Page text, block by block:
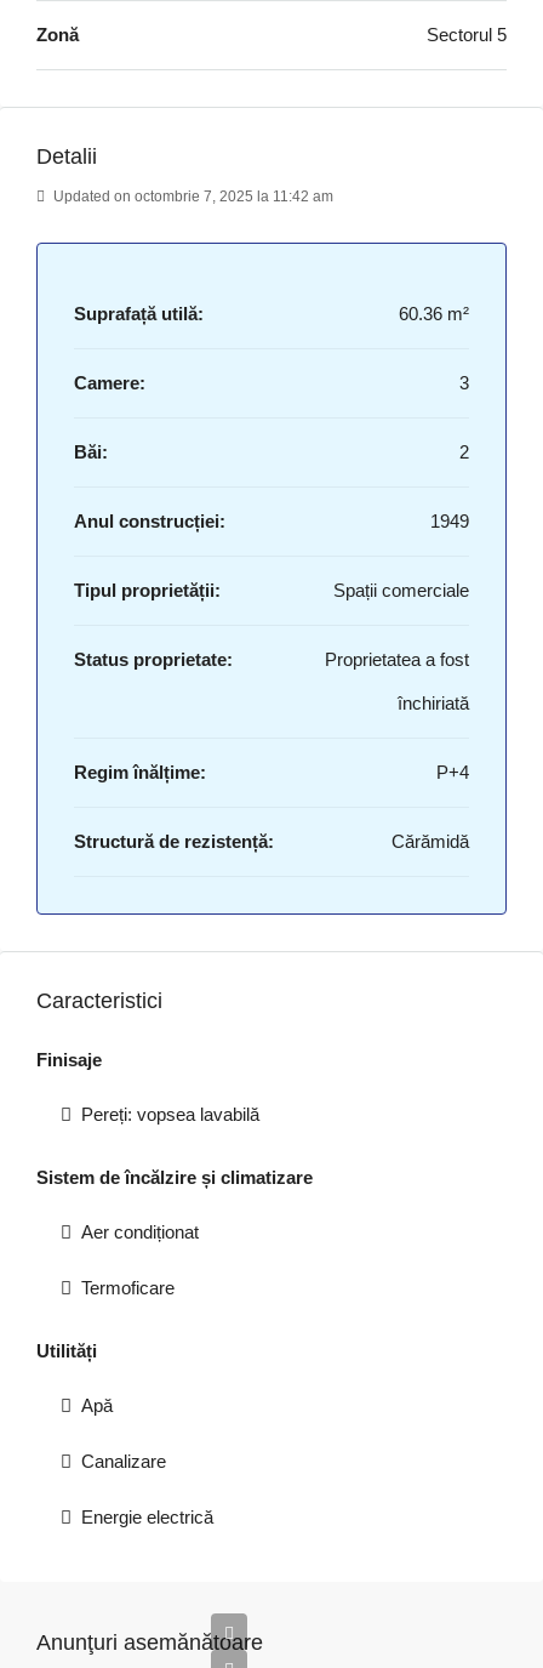
Zonă Sectorul 5
Detalii
Updated on octombrie 7, 2025 la 11:42 am
Suprafață utilă: 60.36 m²
Camere: 3
Băi: 2
Anul construcției: 1949
Tipul proprietății: Spații comerciale
Status proprietate: Proprietatea a fost
închiriată
Regim înălțime: P+4
Structură de rezistență: Cărămidă
Caracteristici
Finisaje
Pereți: vopsea lavabilă
Sistem de încălzire și climatizare
Aer condiționat
Termoficare
Utilități
Apă
Canalizare
Energie electrică
Anunţuri asemănătoare